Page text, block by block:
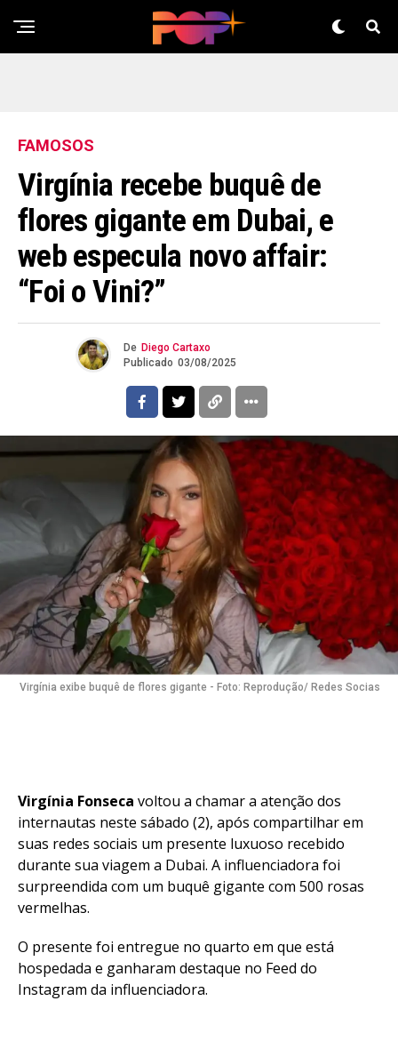
FAMOSOS
Virgínia recebe buquê de
flores gigante em Dubai, e
web especula novo affair:
“Foi o Vini?”
De Diego Cartaxo
Publicado 03/08/2025
Virgínia exibe buquê de flores gigante - Foto: Reprodução/ Redes Socias
Virgínia Fonseca voltou a chamar a atenção dos
internautas neste sábado (2), após compartilhar em
suas redes sociais um presente luxuoso recebido
durante sua viagem a Dubai. A influenciadora foi
surpreendida com um buquê gigante com 500 rosas
vermelhas.
O presente foi entregue no quarto em que está
hospedada e ganharam destaque no Feed do
Instagram da influenciadora.